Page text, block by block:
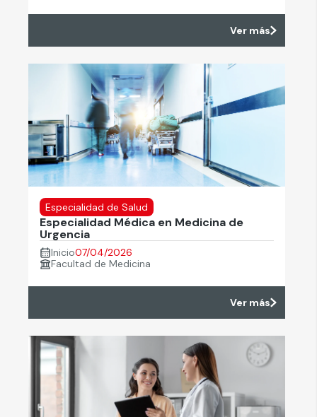
Ver más
Especialidad de Salud
Especialidad Médica en Medicina de
Urgencia
Inicio07/04/2026
Facultad de Medicina
Ver más